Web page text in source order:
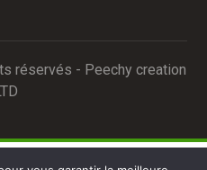
réservés - Peechy creation